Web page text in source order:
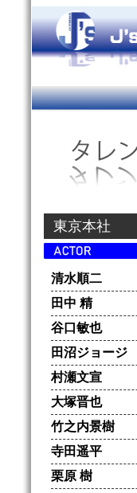
東京本社
清水順二
田中 精
谷口敏也
田沼ジョージ
村瀬文宣
大塚晋也
竹之内景樹
寺田遥平
栗原 樹